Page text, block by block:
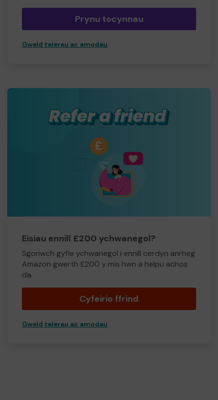
Prynu tocynnau
Gweld telerau ac amodau
Eisiau ennill £200 ychwanegol?
Sgoriwch gyfle ychwanegol i ennill cerdyn anrheg
Amazon gwerth £200 y mis hwn a helpu achos
da.
Cyfeirio ffrind
Gweld telerau ac amodau